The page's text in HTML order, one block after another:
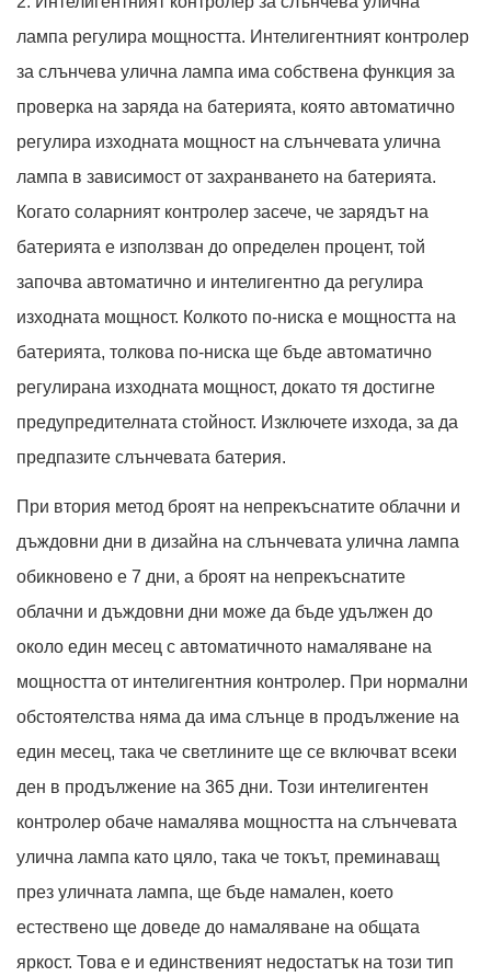
лампа регулира мощността. Интелигентният контролер
за слънчева улична лампа има собствена функция за
проверка на заряда на батерията, която автоматично
регулира изходната мощност на слънчевата улична
лампа в зависимост от захранването на батерията.
Когато соларният контролер засече, че зарядът на
батерията е използван до определен процент, той
започва автоматично и интелигентно да регулира
изходната мощност. Колкото по-ниска е мощността на
батерията, толкова по-ниска ще бъде автоматично
регулирана изходната мощност, докато тя достигне
предупредителната стойност. Изключете изхода, за да
предпазите слънчевата батерия.
При втория метод броят на непрекъснатите облачни и
дъждовни дни в дизайна на слънчевата улична лампа
обикновено е 7 дни, а броят на непрекъснатите
облачни и дъждовни дни може да бъде удължен до
около един месец с автоматичното намаляване на
мощността от интелигентния контролер. При нормални
обстоятелства няма да има слънце в продължение на
един месец, така че светлините ще се включват всеки
ден в продължение на 365 дни. Този интелигентен
контролер обаче намалява мощността на слънчевата
улична лампа като цяло, така че токът, преминаващ
през уличната лампа, ще бъде намален, което
естествено ще доведе до намаляване на общата
яркост. Това е и единственият недостатък на този тип